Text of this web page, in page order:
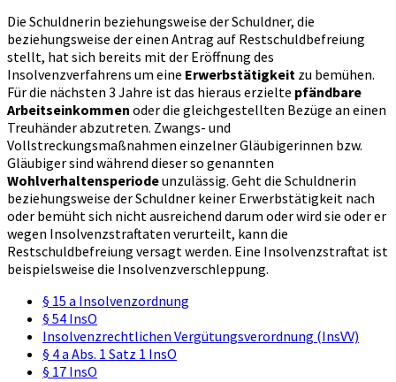
Die Schuldnerin beziehungsweise der Schuldner, die
beziehungsweise der einen Antrag auf Restschuldbefreiung
stellt, hat sich bereits mit der Eröffnung des
Insolvenzverfahrens um eine Erwerbstätigkeit zu bemühen.
Für die nächsten 3 Jahre ist das hieraus erzielte pfändbare
Arbeitseinkommen oder die gleichgestellten Bezüge an einen
Treuhänder abzutreten. Zwangs- und
Vollstreckungsmaßnahmen einzelner Gläubigerinnen bzw.
Gläubiger sind während dieser so genannten
Wohlverhaltensperiodeunzulässig. Geht die Schuldnerin
beziehungsweise der Schuldner keiner Erwerbstätigkeit nach
oder bemüht sich nicht ausreichend darum oder wird sie oder er
wegen Insolvenzstraftaten verurteilt, kann die
Restschuldbefreiung versagt werden. Eine Insolvenzstraftat ist
beispielsweise die Insolvenzverschleppung.
§ 15 a Insolvenzordnung
§ 54 InsO
Insolvenzrechtlichen Vergütungsverordnung (InsVV)
§ 4 a Abs. 1 Satz 1 InsO
§ 17 InsO